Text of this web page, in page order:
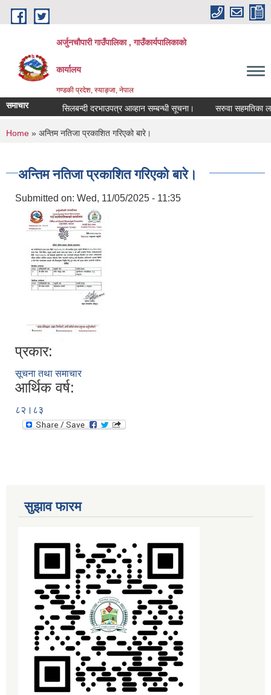
Skip to main content
अर्जुनचौपारी गाउँपालिका , गाउँकार्यपालिकाको
कार्यालय
गण्डकी प्रदेश, स्याङ्जा, नेपाल
समाचार सिलबन्दी दरभाउपत्र आव्हान सम्बन्धी सूचना। सरुवा सहमतिका लागि
You are here
Home » अन्तिम नतिजा प्रकाशित गरिएको बारे।
अन्तिम नतिजा प्रकाशित गरिएको बारे।
Submitted on: Wed, 11/05/2025 - 11:35
प्रकार:
सूचना तथा समाचार
आर्थिक वर्ष:
८२।८३
सुझाव फारम